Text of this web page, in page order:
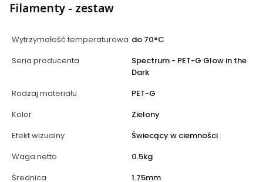
Filamenty - zestaw
Wytrzymałość temperaturowa do 70°C
Seria producenta
Spectrum - PET-G Glow in the
Dark
Rodzaj materiału
PET-G
Kolor
Zielony
Efekt wizualny
Świecący w ciemności
Waga netto
0.5kg
Średnica
1.75mm